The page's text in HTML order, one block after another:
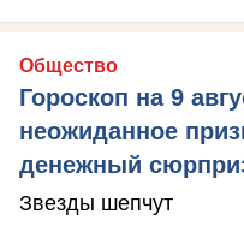
Общество
Гороскоп на 9
неожиданное
денежный
Звезды шепчут